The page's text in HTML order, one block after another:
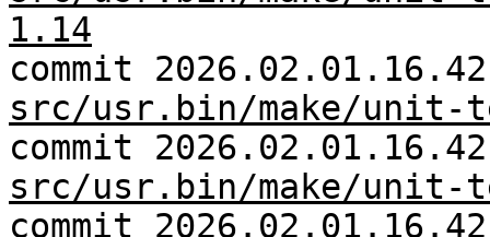
1.14
commit
src/usr.bin/make/unit-
commit
src/usr.bin/make/
commit